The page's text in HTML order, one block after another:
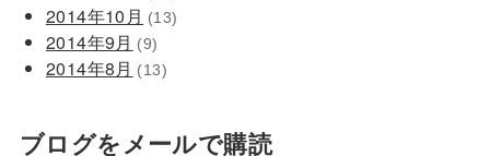
2014年10月 (13)
2014年9月 (9)
2014年8月 (13)
ブログをメールで購読